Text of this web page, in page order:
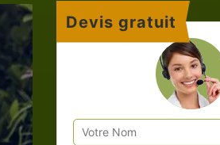
Devis gratuit